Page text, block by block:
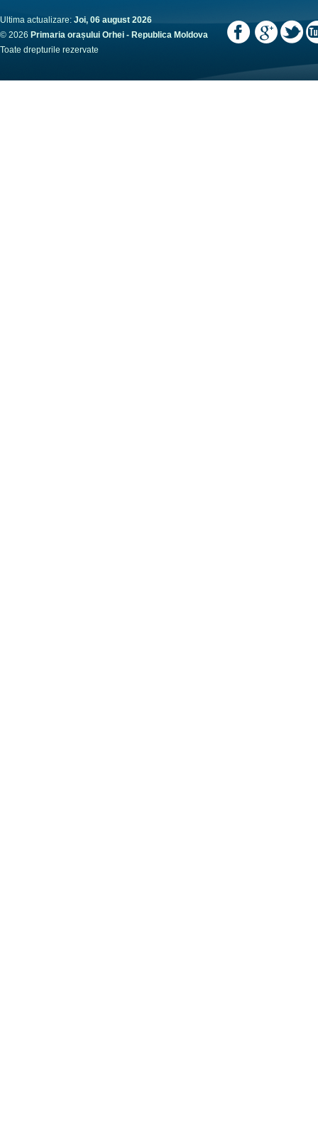
Ultima actualizare: Joi, 06 august 2026
© 2026 Primaria orașului Orhei - Republica Moldova
Toate drepturile rezervate